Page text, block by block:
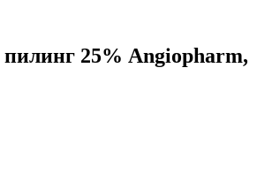
25% Angiopharm,